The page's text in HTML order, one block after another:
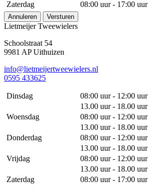
Zaterdag
08:00 uur - 17:00 uur
Annuleren Versturen
Lietmeijer Tweewielers
Schoolstraat 54
9981 AP Uithuizen
info@lietmeijertweewielers.nl
0595 433625
Dinsdag
08:00 uur - 12:00 uur
13.00 uur - 18.00 uur
Woensdag
08:00 uur - 12:00 uur
13.00 uur - 18.00 uur
Donderdag
08:00 uur - 12:00 uur
13.00 uur - 18.00 uur
Vrijdag
08:00 uur - 12:00 uur
13.00 uur - 18.00 uur
Zaterdag
08:00 uur - 17:00 uur